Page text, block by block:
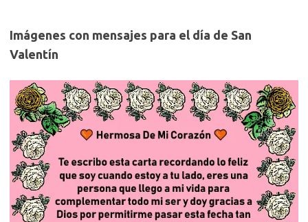
Imágenes con mensajes para el día de San
Valentín